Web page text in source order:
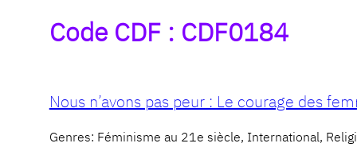
Code CDF : CDF0184
Nous n’avons pas peur : Le courage des
Genres: Féminisme au 21e siècle, International,